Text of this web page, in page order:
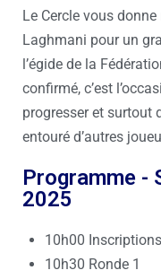
Le Cercle vous
Laghmani pour un
l’égide de la
confirmé, c’est
progresser et surtout
entouré d’autres
Programme -
2025
10h00 Inscriptions
10h30 Ronde 1